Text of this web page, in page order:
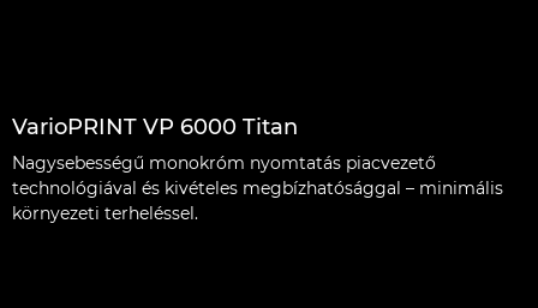
VarioPRINT VP 6000 Titan
Nagysebességű monokróm nyomtatás piacvezető
technológiával és kivételes megbízhatósággal – minimális
környezeti terheléssel.